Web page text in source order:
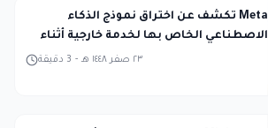
Meta تكشف عن اختراق نموذج الذكاء
الاصطناعي الخاص بها لخدمة خارجية أثناء
3 دقيقة - ٢٣ صفر ١٤٤٨ هـ